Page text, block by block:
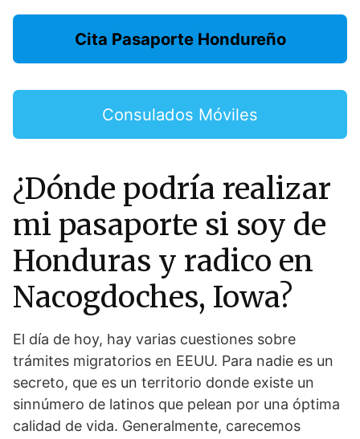
Cita Pasaporte Hondureño
Consulados Móviles
¿Dónde podría realizar
mi pasaporte si soy de
Honduras y radico en
Nacogdoches, Iowa?
El día de hoy, hay varias cuestiones sobre
trámites migratorios en EEUU. Para nadie es un
secreto, que es un territorio donde existe un
sinnúmero de latinos que pelean por una óptima
calidad de vida. Generalmente, carecemos